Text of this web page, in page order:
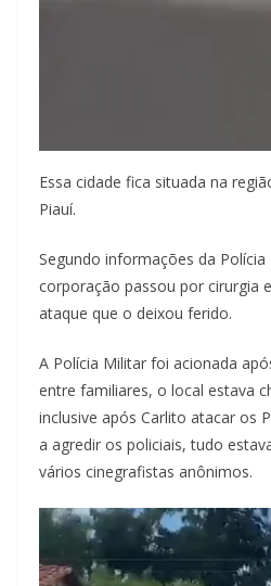
Essa cidade fica situada na
Piauí.
Segundo informações da
corporação passou por cirurgia
ataque que o deixou ferido.
A Polícia Militar foi acionada
entre familiares, o local estava
inclusive após Carlito atacar os
a agredir os policiais, tudo
vários cinegrafistas anônimos.